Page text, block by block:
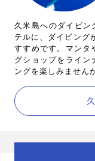
久米島へのダイビ
テルに、ダイビング
すすめです。マンタ
グショップをライン
ングを楽しみません